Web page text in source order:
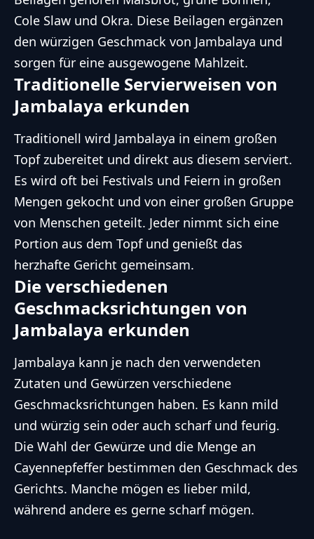
Cole Slaw und Okra. Diese Beilagen ergänzen
den würzigen Geschmack von Jambalaya und
sorgen für eine ausgewogene Mahlzeit.
Traditionelle Servierweisen von
Jambalaya erkunden
Traditionell wird Jambalaya in einem großen
Topf zubereitet und direkt aus diesem serviert.
Es wird oft bei Festivals und Feiern in großen
Mengen gekocht und von einer großen Gruppe
von Menschen geteilt. Jeder nimmt sich eine
Portion aus dem Topf und genießt das
herzhafte Gericht gemeinsam.
Die verschiedenen
Geschmacksrichtungen von
Jambalaya erkunden
Jambalaya kann je nach den verwendeten
Zutaten und Gewürzen verschiedene
Geschmacksrichtungen haben. Es kann mild
und würzig sein oder auch scharf und feurig.
Die Wahl der Gewürze und die Menge an
Cayennepfeffer bestimmen den Geschmack des
Gerichts. Manche mögen es lieber mild,
während andere es gerne scharf mögen.